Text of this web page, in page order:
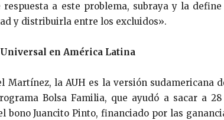
respuesta a este problema, subraya y la
y distribuirla entre los excluidos».
en América Latina
Martínez, la AUH es la versión sudamericana
Bolsa Familia, que ayudó a sacar a
bono Juancito Pinto, financiado por las